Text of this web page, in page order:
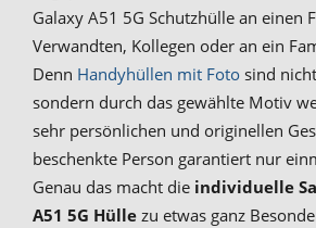
Galaxy A51 5G Schutzhülle an einen
Verwandten, Kollegen oder an ein
Denn Handyhüllen mit Foto sind
sondern durch das gewählte Motiv
sehr persönlichen und originellen
beschenkte Person garantiert nur
Genau das macht die individuelle
A51 5G Hülle zu etwas ganz